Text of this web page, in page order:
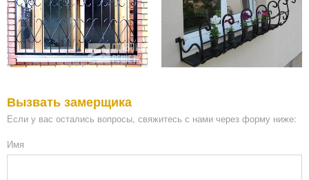
Вызвать замерщика
Если у вас остались вопросы, свяжитесь с нами через форму ниже:
Имя